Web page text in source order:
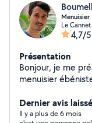
Menuisier
Le
4,7/5
Présentation
Bonjour, je me
menuisier
montage meuble
je suis capable de
Dernier avis
Il y a plus de 6 mois